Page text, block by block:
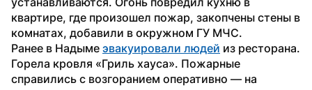
квартире, где произошел пожар, закопчены стены в
комнатах, добавили в окружном ГУ МЧС.
Ранее в Надыме эвакуировали людей из ресторана.
Горела кровля «Гриль хауса». Пожарные
справились с возгоранием оперативно — на